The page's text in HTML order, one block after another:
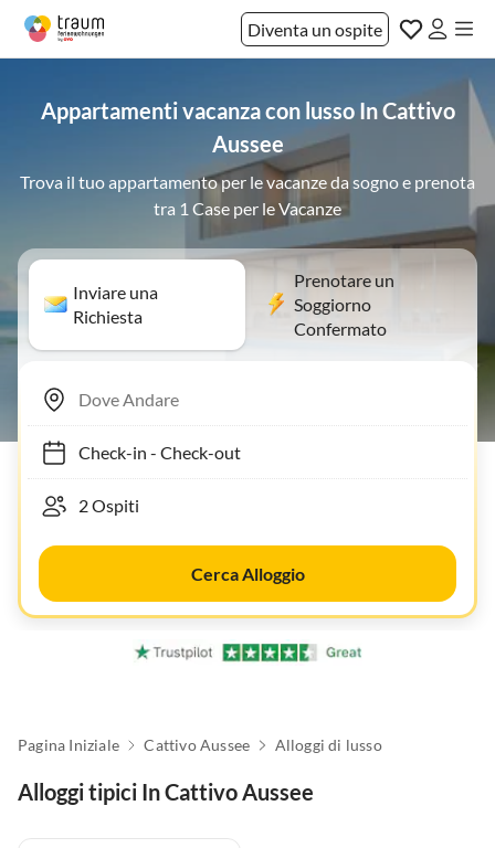
Diventa un ospite
Appartamenti vacanza con lusso In Cattivo
Aussee
Trova il tuo appartamento per le vacanze da sogno e prenota
tra 1 Case per le Vacanze
Inviare una
Richiesta
Prenotare un
Soggiorno
Confermato
Check-in- Check-out
Cerca Alloggio
Pagina Iniziale Cattivo Aussee Alloggi di lusso
Alloggi tipici In Cattivo Aussee